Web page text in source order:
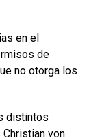
en el
de
no otorga los
distintos
von